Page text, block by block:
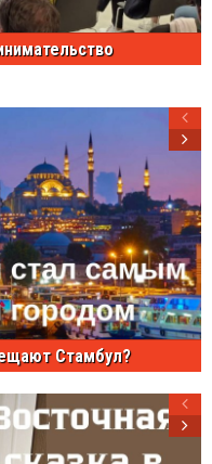
Стамбул?